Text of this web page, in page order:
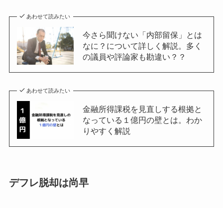
あわせて読みたい
今さら聞けない「内部留保」とは
なに？について詳しく解説。多く
の議員や評論家も勘違い？？
あわせて読みたい
金融所得課税を見直しする根拠と
なっている１億円の壁とは。わか
りやすく解説
デフレ脱却は尚早